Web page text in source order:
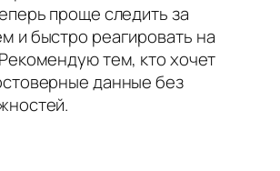
проще следить за
и быстро реагировать на
тем, кто хочет
данные без